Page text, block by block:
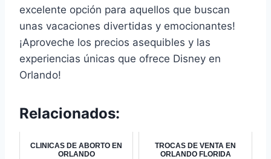
excelente opción para aquellos que buscan
unas vacaciones divertidas y emocionantes!
¡Aproveche los precios asequibles y las
experiencias únicas que ofrece Disney en
Orlando!
Relacionados:
CLINICAS DE ABORTO EN
ORLANDO
TROCAS DE VENTA EN
ORLANDO FLORIDA